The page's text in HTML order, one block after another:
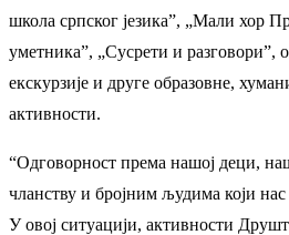
школа српског језика”, „Мали хор
уметника”, „Сусрети и разговори”,
екскурзије и друге образовне,
активности.
“Одговорност према нашој деци,
чланству и бројним људима који нас
У овој ситуацији, активности